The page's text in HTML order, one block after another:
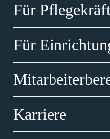
Für
Für
Karriere